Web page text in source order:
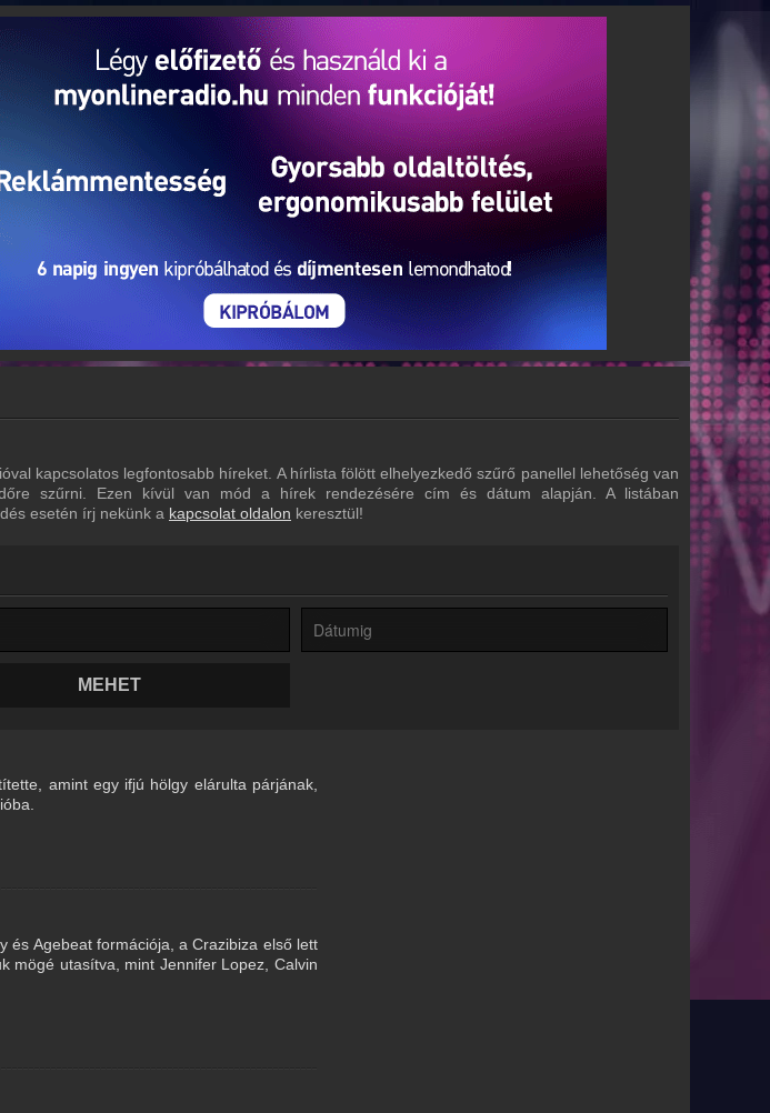
kapcsolatos legfontosabb híreket. A hírlista fölött elhelyezkedő szűrő panellel lehetőség van
szűrni. Ezen kívül van mód a hírek rendezésére cím és dátum alapján. A listában
esetén írj nekünk a kapcsolat oldalon keresztül!
MEHET
amint egy ifjú hölgy elárulta párjának,
és Agebeat formációja, a Crazibiza első lett
mögé utasítva, mint Jennifer Lopez, Calvin